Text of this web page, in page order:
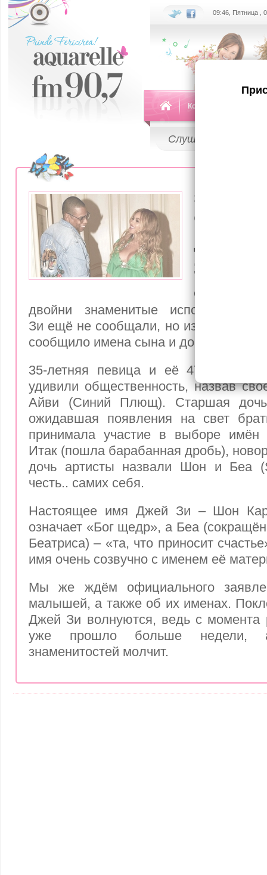
09:46, Пятница ,
Команда
Слушай
23 Июня 2017
Стали
детей
Зи
двойни знаменитые
Зи ещё не сообщали, но издание
сообщило имена сына и дочери
35-летняя певица и её 47-летний
удивили общественность, назвав
Айви (Синий Плющ). Старшая
ожидавшая появления на свет
принимала участие в выборе
Итак (пошла барабанная дробь),
дочь артисты назвали Шон и Беа
честь.. самих себя.
Настоящее имя Джей Зи – Шон
означает «Бог щедр», а Беа
Беатриса) – «та, что приносит
имя очень созвучно с именем её
Мы же ждём официального
малышей, а также об их именах.
Джей Зи волнуются, ведь с момента
уже прошло больше недели, а
знаменитостей молчит.